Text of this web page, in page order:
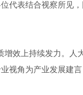
代表结合视察所见
效上持续发力。人
视角为产业发展建